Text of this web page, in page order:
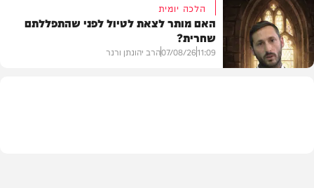
בית המדרש
הלכה יומית
האם מותר לצאת לטיול לפני שהתפללתם
שחרית?
11:09
07/08/26הרב יהונתן ורנר